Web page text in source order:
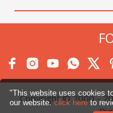
"This website uses cookies
our website.click hereto
Copyright © 2000 -